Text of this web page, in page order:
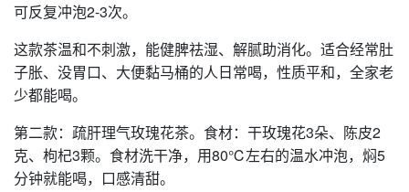
可反复冲泡2-3次。
这款茶温和不刺激，能健脾祛湿、解腻助消化。适合经常肚
子胀、没胃口、大便黏马桶的人日常喝，性质平和，全家老
少都能喝。
第二款：疏肝理气玫瑰花茶。食材：干玫瑰花3朵、陈皮2
克、枸杞3颗。食材洗干净，用80℃左右的温水冲泡，焖5
分钟就能喝，口感清甜。